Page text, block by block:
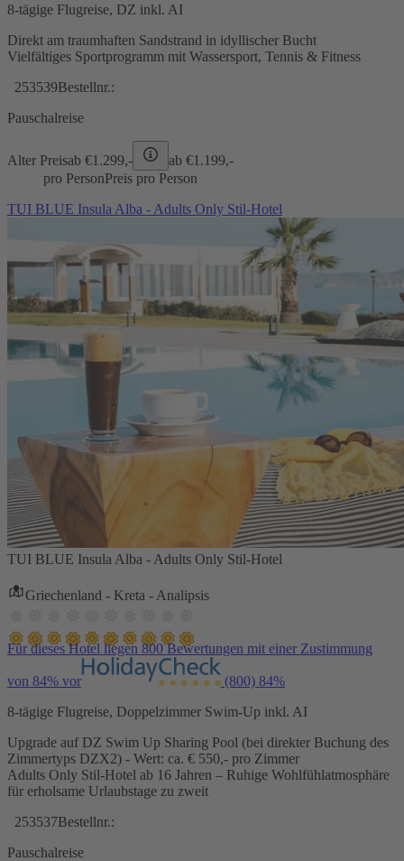
8-tägige Flugreise, DZ inkl. AI
Direkt am traumhaften Sandstrand in idyllischer Bucht
Vielfältiges Sportprogramm mit Wassersport, Tennis & Fitness
253539Bestellnr.:
Pauschalreise
Alter Preisab €1.299,- ab €1.199,-
pro PersonPreis pro Person
TUI BLUE Insula Alba - Adults Only Stil-Hotel
TUI BLUE Insula Alba - Adults Only Stil-Hotel
Griechenland - Kreta - Analipsis
Für dieses Hotel liegen 800 Bewertungen mit einer Zustimmung
von 84% vor (800) 84%
8-tägige Flugreise, Doppelzimmer Swim-Up inkl. AI
Upgrade auf DZ Swim Up Sharing Pool (bei direkter Buchung des
Zimmertyps DZX2) - Wert: ca. € 550,- pro Zimmer
Adults Only Stil-Hotel ab 16 Jahren – Ruhige Wohlfühlatmosphäre
für erholsame Urlaubstage zu zweit
253537Bestellnr.:
Pauschalreise